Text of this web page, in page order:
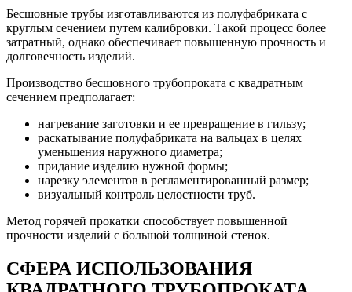
Бесшовные трубы изготавливаются из полуфабриката с
круглым сечением путем калибровки. Такой процесс более
затратный, однако обеспечивает повышенную прочность и
долговечность изделий.
Производство бесшовного трубопроката с квадратным
сечением предполагает:
нагревание заготовки и ее превращение в гильзу;
раскатывание полуфабриката на вальцах в целях
уменьшения наружного диаметра;
придание изделию нужной формы;
нарезку элементов в регламентированный размер;
визуальный контроль целостности труб.
Метод горячей прокатки способствует повышенной
прочности изделий с большой толщиной стенок.
СФЕРА ИСПОЛЬЗОВАНИЯ